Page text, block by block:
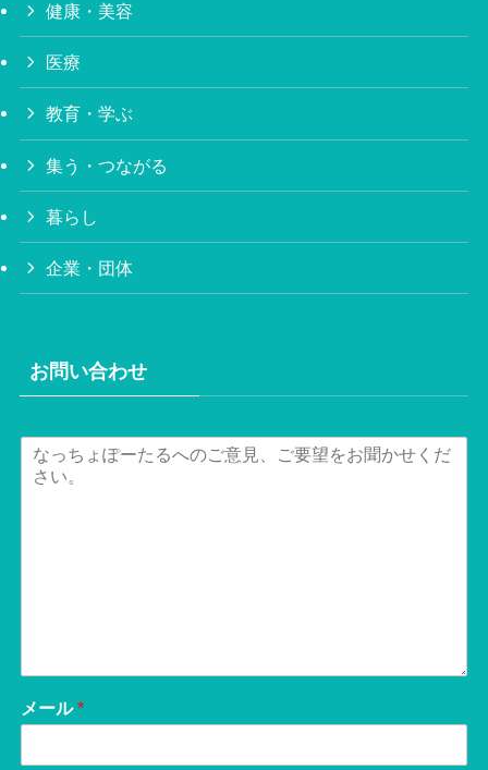
健康・美容
医療
教育・学ぶ
集う・つながる
暮らし
企業・団体
お問い合わせ
メール*